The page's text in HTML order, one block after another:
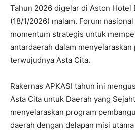
Tahun 2026 digelar di Aston Hotel
(18/1/2026) malam. Forum
momentum strategis untuk
antardaerah dalam
terwujudnya Asta Cita.
Rakernas APKASI tahun ini
Asta Cita untuk Daerah yang
menyelaraskan program
daerah dengan delapan misi